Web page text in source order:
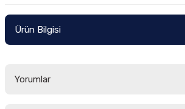
Ürün Bilgisi
Yorumlar